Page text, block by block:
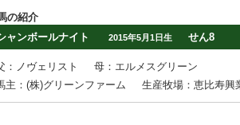
の紹介
ャンボールナイト
2015年5月1日生 せん8
：ノヴェリスト
母：エルメスグリーン
主：(株)グリーンファーム
生産牧場：恵比寿興